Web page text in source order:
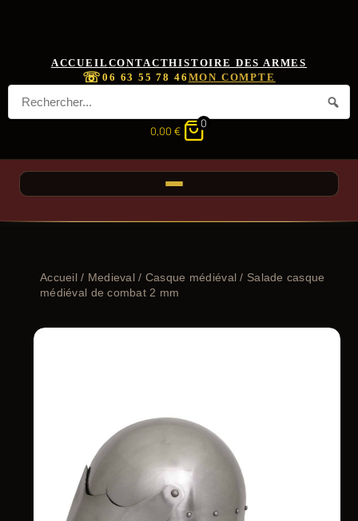
ACCUEIL CONTACTHISTOIRE DES ARMES
☏06 63 55 78 46 MON COMPTE
0,00 €
0
Accueil/ Medieval / Casque médiéval / Salade casque
médiéval de combat 2 mm